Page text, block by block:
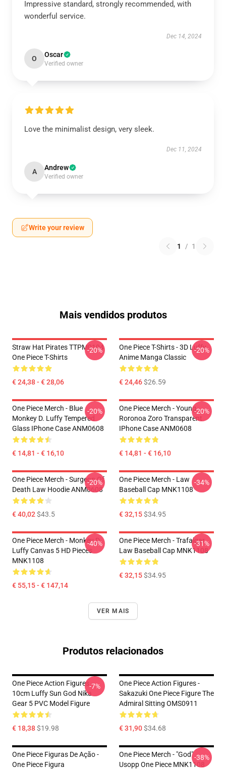
Impressive standard, strongly recommended, with
wonderful service.
Dec 14, 2024
O Oscar
Verified owner
Love the minimalist design, very sleek.
Dec 11, 2024
A Andrew
Verified owner
Write your review
1 / 1
Mais vendidos produtos
Straw Hat Pirates TTPM0104
One Piece T-Shirts
€ 24,38 - € 28,06
-20%
One Piece T-Shirts - 3D Luffy
Anime Manga Classic
€ 24,46$26.59
-20%
One Piece Merch - Blue
Monkey D. Luffy Tempered
Glass IPhone Case ANM0608
€ 14,81 - € 16,10
-20%
One Piece Merch - Young
Roronoa Zoro Transparent
IPhone Case ANM0608
€ 14,81 - € 16,10
-20%
One Piece Merch - Surgeon Of
Death Law Hoodie ANM0608
€ 40,02$43.5
-20%
One Piece Merch - Law
Baseball Cap MNK1108
€ 32,15$34.95
-34%
One Piece Merch - Monkey D.
Luffy Canvas 5 HD Pieces
MNK1108
€ 55,15 - € 147,14
-40%
One Piece Merch - Trafalgar
Law Baseball Cap MNK1108
€ 32,15$34.95
-31%
VER MAIS
Produtos relacionados
One Piece Action Figures -
10cm Luffy Sun God Nika
Gear 5 PVC Model Figure
€ 18,38$19.98
-7%
One Piece Action Figures -
Sakazuki One Piece Figure The
Admiral Sitting OMS0911
€ 31,90$34.68
One Piece Figuras De Ação -
One Piece Figura
One Piece Merch - "God"
Usopp One Piece MNK1108
-38%